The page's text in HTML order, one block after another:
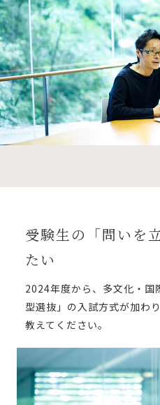
受験生の「問いを
たい
2024年度から、多文化・国
型選抜」の入試方式が加わ
教えてください。